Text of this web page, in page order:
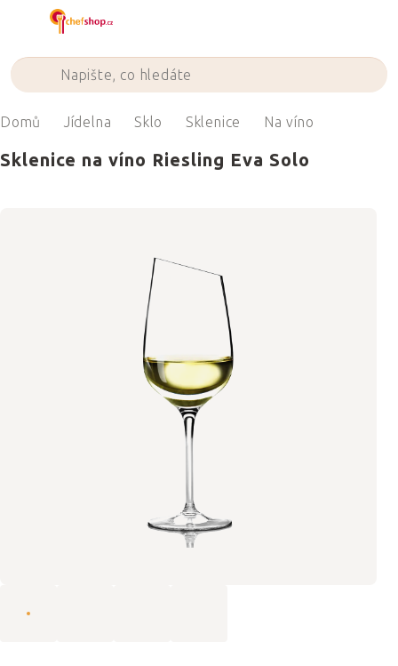
Domů Jídelna Sklo Sklenice Na víno
Sklenice na víno Riesling Eva Solo